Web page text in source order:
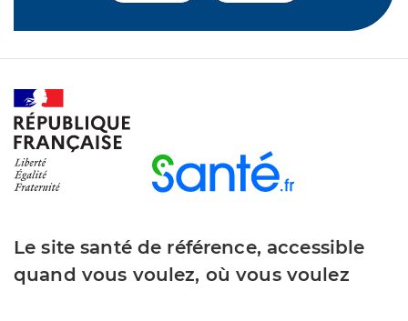
Le site santé de référence, accessible
quand vous voulez, où vous voulez